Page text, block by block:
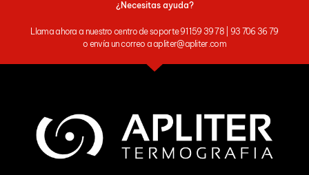
¿Necesitas ayuda?
Llama ahora a nuestro centro de soporte 91 159 39 78 | 93 706 36 79
o envía un correo a apliter@apliter.com